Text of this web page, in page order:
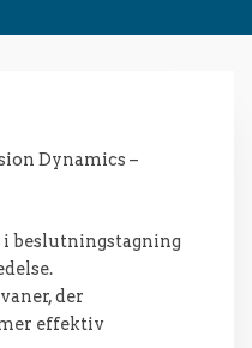
Dynamics –
beslutningstagning
der
effektiv